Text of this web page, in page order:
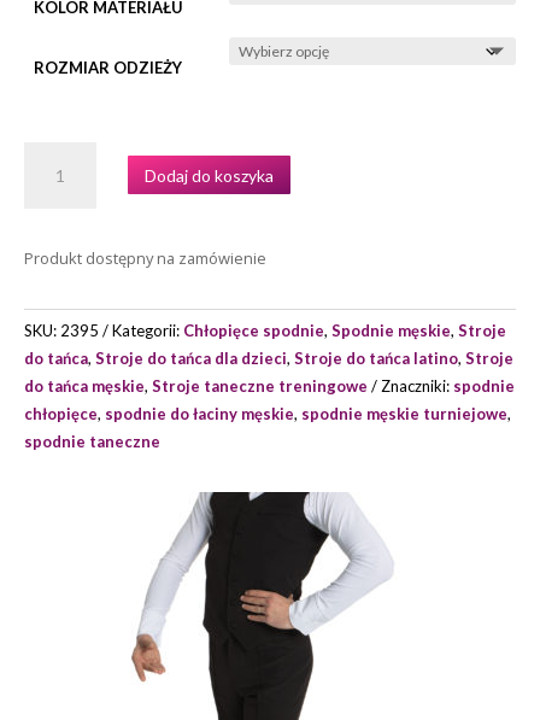
KOLOR MATERIAŁU
ROZMIAR ODZIEŻY
SPODNIE
CHŁOPIĘCE)
MODEL
5111
Dodaj do koszyka
Produkt dostępny na zamówienie
SKU: 2395 Kategorii: Chłopięce spodnie, Spodnie męskie, Stroje
do tańca, Stroje do tańca dla dzieci, Stroje do tańca latino, Stroje
do tańca męskie, Stroje taneczne treningowe Znaczniki: spodnie
chłopięce, spodnie do łaciny męskie, spodnie męskie turniejowe,
spodnie taneczne